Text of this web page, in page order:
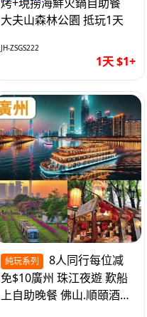
大夫山森林公園 抵玩1天
JH-ZSGS222
1天 $1+
純玩系列
免$10廣州 珠江夜遊 歎船
上自助晚餐 佛山.順頤酒店